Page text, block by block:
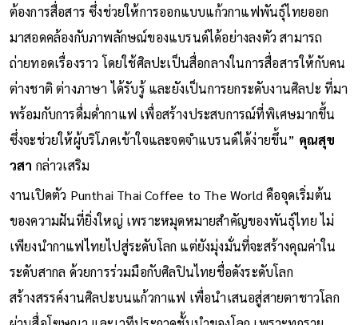
ต้องการสื่อสาร ซึ่งช่วยให้การออกแบบแก้วกาแฟพันธุ์ไทยออก
มาสอดคล้องกับภาพลักษณ์ของแบรนด์ได้อย่างลงตัว สามารถ
ถ่ายทอดเรื่องราว โดยใช้ศิลปะเป็นสื่อกลางในการสื่อสารให้กับคน
ต่างชาติ ต่างภาษา ได้รับรู้ และยังเป็นการยกระดับงานศิลปะ ที่มา
พร้อมกับการดื่มด่ำกาแฟ เพื่อสร้างประสบการณ์ที่พิเศษมากขึ้น
ซึ่งจะช่วยให้ผู้บริโภคเข้าใจและจดจำแบรนด์ได้ง่ายขึ้น” คุณสุข
วสา กล่าวเสริม
งานเปิดตัว Punthai Thai Coffee to The World คือจุดเริ่มต้น
ของความฝันที่ยิ่งใหญ่ เพราะหมุดหมายสำคัญของพันธุ์ไทย ไม่
เพียงนำกาแฟไทยไปสู่ระดับโลก แต่ยังมุ่งมั่นที่จะสร้างคุณค่าใน
ระดับสากล ด้วยการร่วมมือกับศิลปินไทยชื่อดังระดับโลก
สร้างสรรค์งานศิลปะบนแก้วกาแฟ เพื่อนำเสนอสู่สายตาชาวโลก